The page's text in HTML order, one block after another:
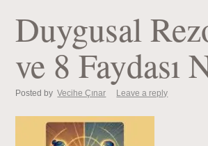
Duygusal
ve 8 Faydası
Posted by Vecihe Çınar Leave a reply